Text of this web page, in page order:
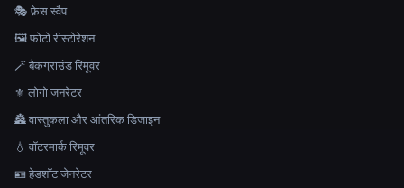
🎭 फ़ेस स्वैप
🖼️ फ़ोटो रीस्टोरेशन
🪄 बैकग्राउंड रिमूवर
⚜️ लोगो जनरेटर
🏯 वास्तुकला और आंतरिक डिजाइन
💧 वॉटरमार्क रिमूवर
🪪 हेडशॉट जेनरेटर